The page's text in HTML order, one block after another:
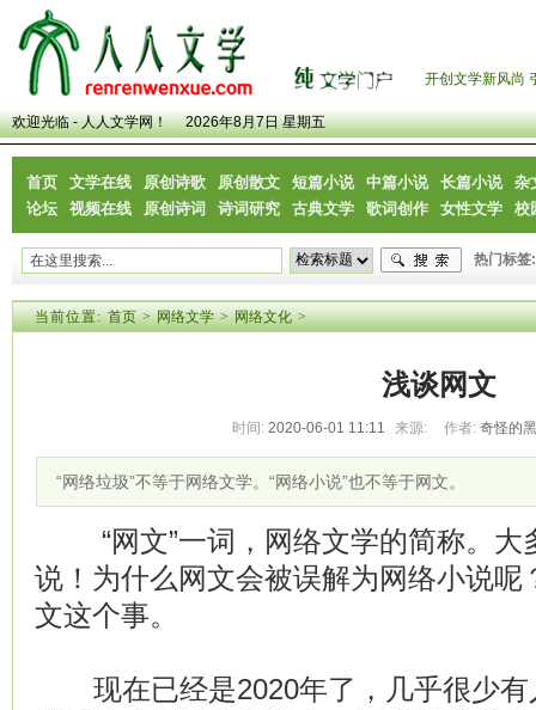
开创文学新风尚
欢迎光临 - 人人文学网！ 2026年8月7日 星期五
首页 文学在线 原创诗歌 原创散文 短篇小说 中篇小说 长篇小说
杂
论坛
视频在线 原创诗词 诗词研究 古典文学 歌词创作 女性文学 校
热门标签:
当前位置: 首页>网络文学>网络文化>
浅谈网文
时间: 2020-06-01 11:11 来源: 作者: 奇怪的
“网络垃圾”不等于网络文学。“网络小说”也不等于网文。
“网文”一词，网络文学的简称。大
说！为什么网文会被误解为网络小说呢
文这个事。
现在已经是2020年了，几乎很少有